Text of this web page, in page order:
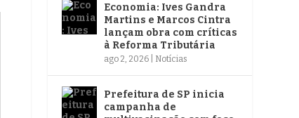
Economia: Ives Gandra
Martins e Marcos Cintra
lançam obra com críticas
à Reforma Tributária
ago 2, 2026 Notícias
Prefeitura de SP inicia
campanha de